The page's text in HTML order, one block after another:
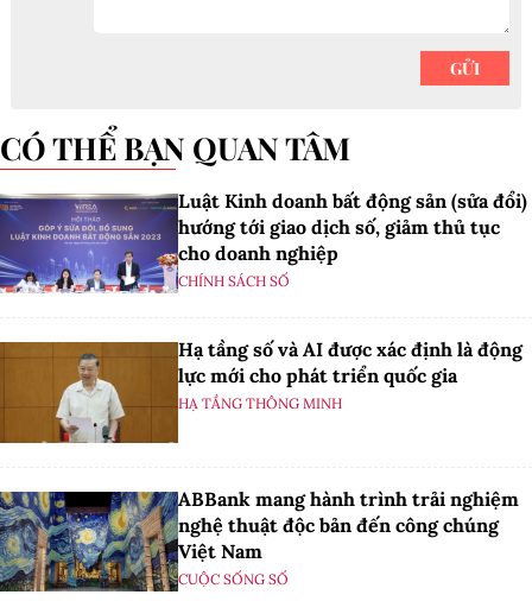
CÓ THỂ BẠN QUAN TÂM
Luật Kinh doanh bất động sản (sửa đổi)
hướng tới giao dịch số, giảm thủ tục
cho doanh nghiệp
CHÍNH SÁCH SỐ
Hạ tầng số và AI được xác định là động
lực mới cho phát triển quốc gia
HẠ TẦNG THÔNG MINH
ABBank mang hành trình trải nghiệm
nghệ thuật độc bản đến công chúng
Việt Nam
CUỘC SỐNG SỐ